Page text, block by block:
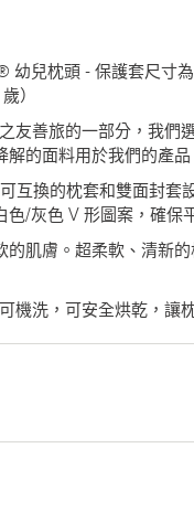
兒枕頭 - 保護套尺寸
）
友善旅的一部分，我們
的面料用於我們的產品
互換的枕套和雙面封套
/灰色 V 形圖案，確保
的肌膚。超柔軟、清新
機洗，可安全烘乾，讓